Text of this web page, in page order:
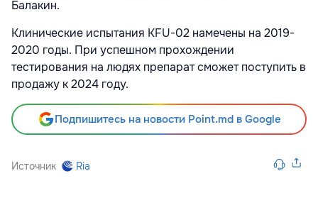
Балакин.
Клинические испытания KFU-02 намечены на 2019-
2020 годы. При успешном прохождении
тестирования на людях препарат сможет поступить в
продажу к 2024 году.
Подпишитесь на новости Point.md в Google
Источник Ria